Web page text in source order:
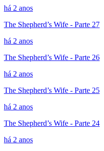
há 2 anos
The Shepherd’s Wife - Parte 27
há 2 anos
The Shepherd’s Wife - Parte 26
há 2 anos
The Shepherd’s Wife - Parte 25
há 2 anos
The Shepherd’s Wife - Parte 24
há 2 anos